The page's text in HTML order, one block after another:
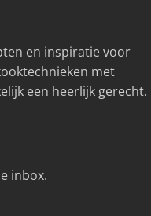
en inspiratie voor
met
een heerlijk gerecht.
inbox.